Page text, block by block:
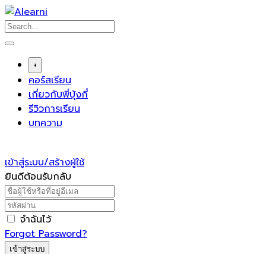
Skip
to
content
+
คอร์สเรียน
เกี่ยวกับพี่บุ้งกี๋
รีวิวการเรียน
บทความ
เข้าสู่ระบบ/สร้างผู้ใช้
ยินดีต้อนรับกลับ
จำฉันไว้
Forgot Password?
เข้าสู่ระบบ